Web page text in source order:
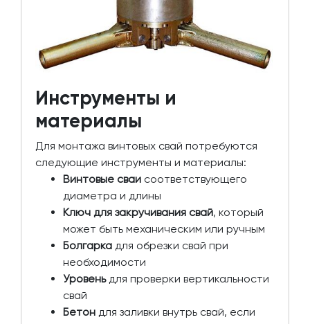
Инструменты и
материалы
Для монтажа винтовых свай потребуются
следующие инструменты и материалы:
Винтовые сваи соответствующего
диаметра и длины
Ключ для закручивания свай, который
может быть механическим или ручным
Болгарка для обрезки свай при
необходимости
Уровеньдля проверки вертикальности
свай
Бетон для заливки внутрь свай, если